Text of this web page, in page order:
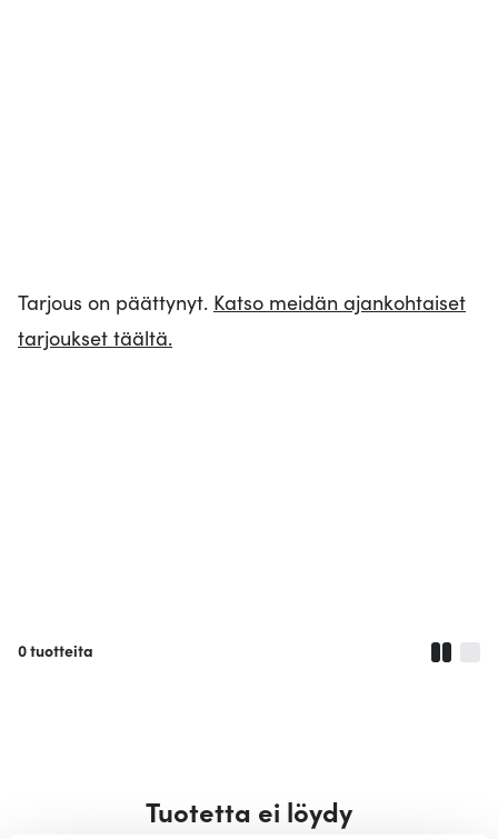
Tarjous on päättynyt. Katso meidän ajankohtaiset
tarjoukset täältä.
0tuotteita
Tuotetta ei löydy